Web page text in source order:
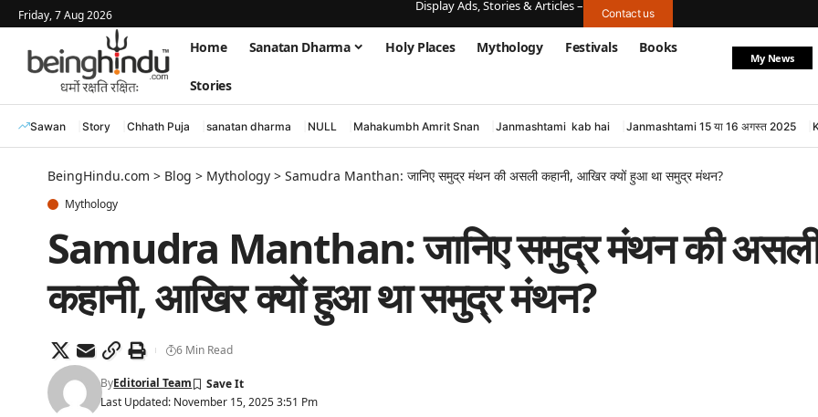
Friday, 7 Aug 2026
Display Ads, Stories & Articles – Contact us
Home Sanatan Dharma Holy Places Mythology Festivals Books
Stories
My News
Sawan Story Chhath Puja sanatan dharma NULL Mahakumbh Amrit Snan Janmashtami kab hai Janmashtami 15 या 16 अगस्त 2025
BeingHindu.com > Blog > Mythology > Samudra Manthan: जानिए समुद्र मंथन की असली कहानी, आखिर क्यों हुआ था समुद्र मंथन?
Mythology
Samudra Manthan: जानिए समुद्र मंथन की
कहानी, आखिर क्यों हुआ था समुद्र मंथन?
Last Updated: November 15, 2025 3:51 Pm
ByEditorial Team
6 Min Read